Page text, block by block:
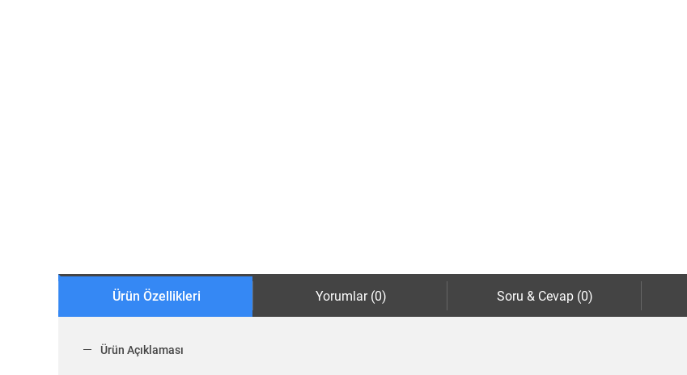
Ürün Özellikleri Yorumlar (0) Soru & Cevap (0)
Ürün Açıklaması